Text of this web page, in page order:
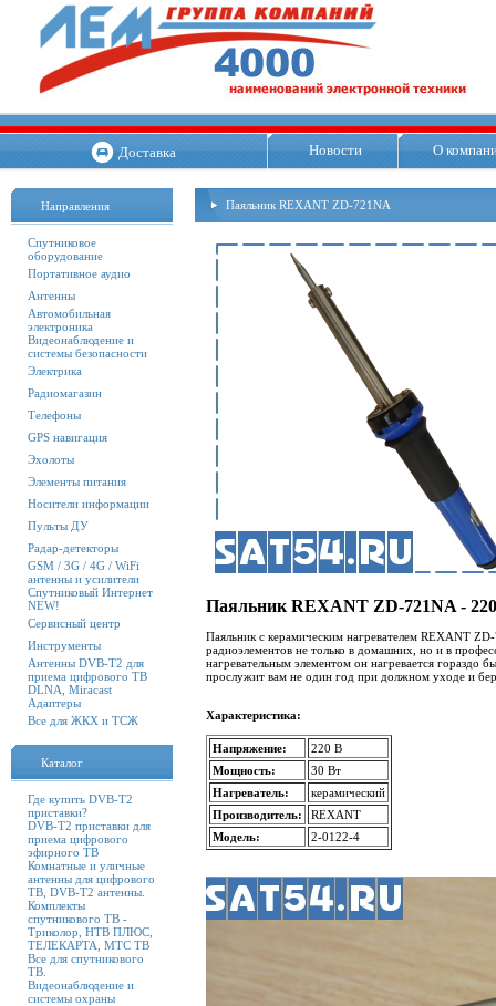
Доставка Новости О
Направления
Спутниковое
оборудование
Портативное аудио
Антенны
Автомобильная
электроника
Видеонаблюдение и
системы безопасности
Электрика
Радиомагазин
Телефоны
GPS навигация
Эхолоты
Элементы питания
Носители информации
Пульты ДУ
Радар-детекторы
GSM / 3G / 4G / WiFi
антенны и усилители
Спутниковый Интернет
NEW!
Сервисный центр
Инструменты
Антенны DVB-T2 для
приема цифрового ТВ
DLNA, Miracast
Адаптеры
Все для ЖКХ и ТСЖ
Каталог
Где купить DVB-T2
приставки?
DVB-T2 приставки для
приема цифрового
эфирного ТВ
Комнатные и уличные
антенны для цифрового
ТВ, DVB-T2 антенны.
Комплекты
спутникового ТВ -
Триколор, НТВ ПЛЮС,
ТЕЛЕКАРТА, МТС ТВ
Все для спутникового
ТВ.
Видеонаблюдение и
системы охраны
Паяльник REXANT ZD-721NA
Паяльник REXANT ZD-721NA -
Паяльник с керамическим нагревателем REXANT
радиоэлементов не только в домашних, но и в
нагревательным элементом он нагревается гораздо
прослужит вам не один год при должном уходе и
Характеристика:
Напряжение:
220 В
Мощность:
30 Вт
Нагреватель:
керамический
Производитель:
REXANT
Модель:
2-0122-4